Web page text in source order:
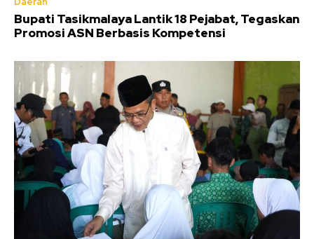
Bupati Tasikmalaya Lantik 18 Pejabat, Tegaskan
Promosi ASN Berbasis Kompetensi